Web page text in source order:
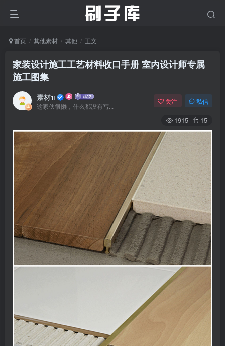
首页 其他素材 其他 正文
家装设计施工工艺材料收口手册 室内设计师专属
施工图集
素材π
这家伙很懒，什么都没有写...
关注 私信
1915 15